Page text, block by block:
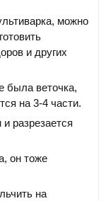
можно
и других
была веточка,
на 3-4 части.
разрезается
он тоже
на